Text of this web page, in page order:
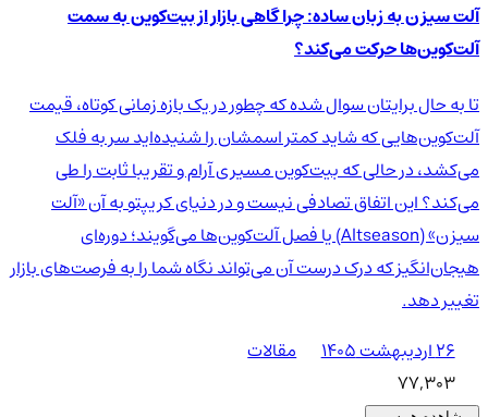
آلت سیزن به زبان ساده: چرا گاهی بازار از بیت‌کوین به سمت
آلت‌کوین‌ها حرکت می‌کند؟
تا به حال برایتان سوال شده که چطور در یک بازه زمانی کوتاه، قیمت
آلت‌کوین‌هایی که شاید کمتر اسمشان را شنیده‌اید سر به فلک
می‌کشد، در حالی که بیت‌کوین مسیری آرام و تقریبا ثابت را طی
می‌کند؟ این اتفاق تصادفی نیست و در دنیای کریپتو به آن «آلت
سیزن» (Altseason) یا فصل آلت‌کوین‌ها می‌گویند؛ دوره‌ای
هیجان‌انگیز که درک درست آن می‌تواند نگاه شما را به فرصت‌های بازار
تغییر دهد.
۲۶ اردیبهشت ۱۴۰۵
مقالات
77,303